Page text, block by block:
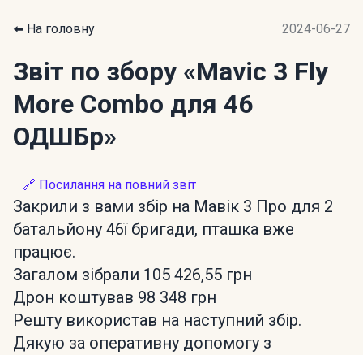
⬅️ На головну 2024-06-27
Звіт по збору «Mavic 3 Fly
More Combo для 46
ОДШБр»
🔗 Посилання на повний звіт
Закрили з вами збір на Мавік 3 Про для 2
батальйону 46ї бригади, пташка вже
працює.
Загалом зібрали 105 426,55 грн
Дрон коштував 98 348 грн
Решту використав на наступний збір.
Дякую за оперативну допомогу з